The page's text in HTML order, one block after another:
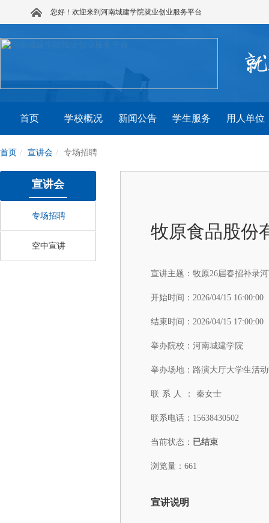
您好！欢迎来到河南城建学院就业创业服务平台
首页 学校概况 新闻公告 学生服务 用人单位
首页 宣讲会 专场招聘
宣讲会
专场招聘
空中宣讲
牧原食品股份
宣讲主题： 牧原26届春招补录
开始时间： 2026/04/15 16:00:00
结束时间： 2026/04/15 17:00:00
举办院校： 河南城建学院
举办场地： 路演大厅大学生活
联系人： 秦女士
联系电话： 15638430502
当前状态： 已结束
浏览量：661
宣讲说明